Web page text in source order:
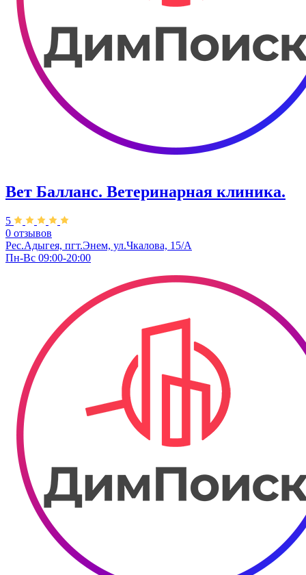
Вет Балланс. Ветеринарная клиника.
5
0 отзывов
Рес.Адыгея, пгт.Энем, ул.Чкалова, 15/А
Пн-Вс 09:00-20:00